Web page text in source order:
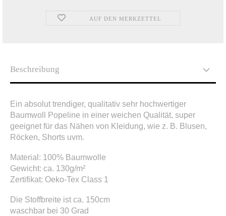
AUF DEN MERKZETTEL
Beschreibung
Ein absolut trendiger, qualitativ sehr hochwertiger
Baumwoll Popeline in einer weichen Qualität, super
geeignet für das Nähen von Kleidung, wie z. B. Blusen,
Röcken, Shorts uvm.
Material: 100% Baumwolle
Gewicht: ca. 130g/m²
Zertifikat: Oeko-Tex Class 1
Die Stoffbreite ist ca. 150cm
waschbar bei 30 Grad